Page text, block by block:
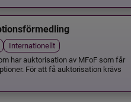
Internationellt
har auktorisation av MFoF som får
För att få auktorisation krävs